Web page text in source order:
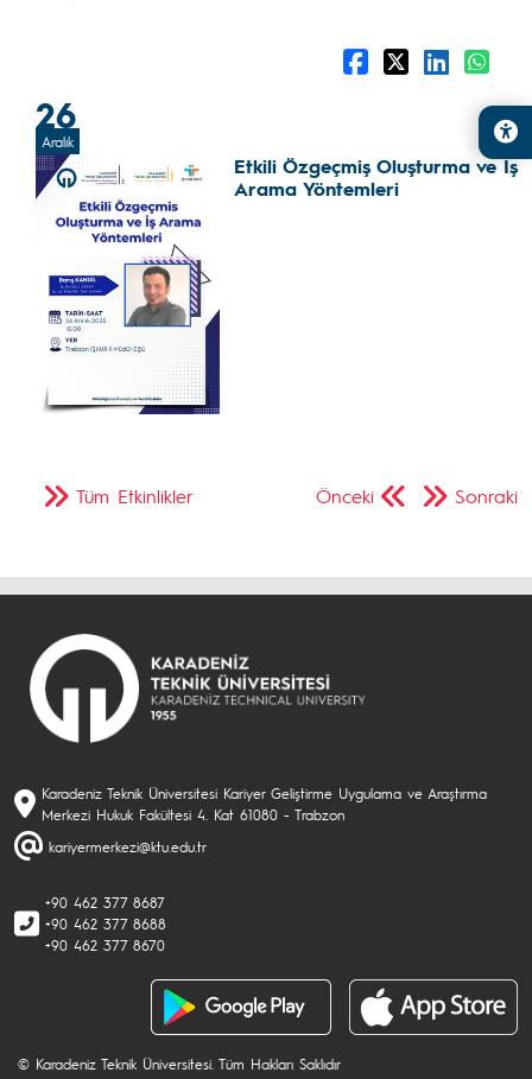
26
Aralık
Etkili Özgeçmiş Oluşturma ve İş
Arama Yöntemleri
Önceki Sonraki
Tüm Etkinlikler
Karadeniz Teknik Üniversitesi Kariyer Geliştirme Uygulama ve Araştırma
Merkezi Hukuk Fakültesi 4. Kat 61080 - Trabzon
kariyermerkezi@ktu.edu.tr
+90 462 377 8687
+90 462 377 8688
+90 462 377 8670
© Karadeniz Teknik Üniversitesi. Tüm Hakları Saklıdır